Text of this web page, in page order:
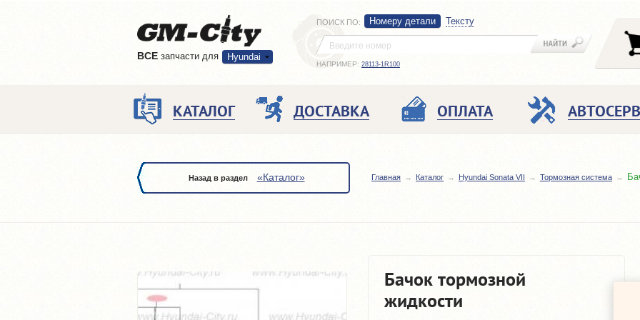
ВCE запчасти для Hyundai
ПОИСК ПО: Номеру детали Тексту
НАПРИМЕР: 28113-1R100
КАТАЛОГ ДОСТАВКА ОПЛАТА
Назад в раздел «Каталог» Главная Каталог Hyundai Sonata VII Тормозная система
Бачок тормозной
жидкости